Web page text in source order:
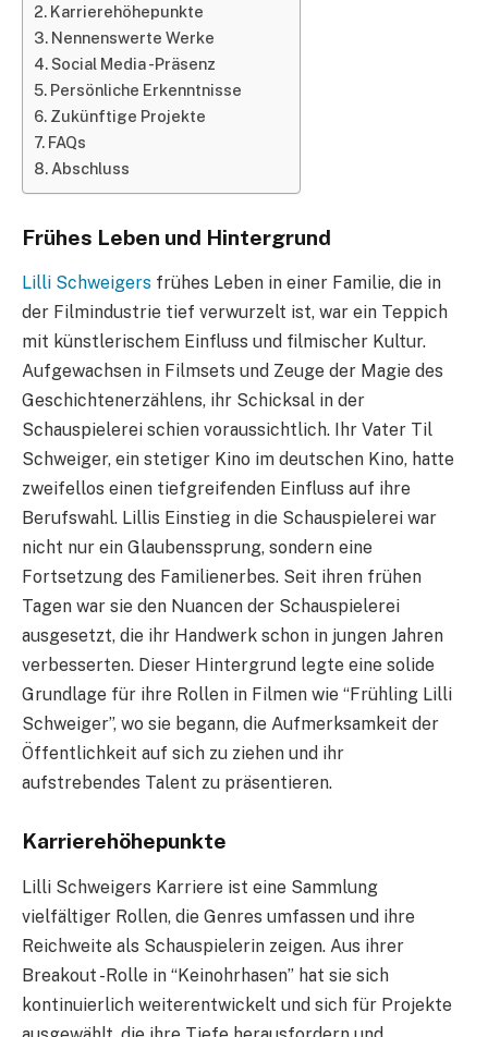
Karrierehöhepunkte
Nennenswerte Werke
Social Media -Präsenz
Persönliche Erkenntnisse
Zukünftige Projekte
FAQs
Abschluss
Frühes Leben und Hintergrund
Lilli Schweigers frühes Leben in einer Familie, die in
der Filmindustrie tief verwurzelt ist, war ein Teppich
mit künstlerischem Einfluss und filmischer Kultur.
Aufgewachsen in Filmsets und Zeuge der Magie des
Geschichtenerzählens, ihr Schicksal in der
Schauspielerei schien voraussichtlich. Ihr Vater Til
Schweiger, ein stetiger Kino im deutschen Kino, hatte
zweifellos einen tiefgreifenden Einfluss auf ihre
Berufswahl. Lillis Einstieg in die Schauspielerei war
nicht nur ein Glaubenssprung, sondern eine
Fortsetzung des Familienerbes. Seit ihren frühen
Tagen war sie den Nuancen der Schauspielerei
ausgesetzt, die ihr Handwerk schon in jungen Jahren
verbesserten. Dieser Hintergrund legte eine solide
Grundlage für ihre Rollen in Filmen wie “Frühling Lilli
Schweiger”, wo sie begann, die Aufmerksamkeit der
Öffentlichkeit auf sich zu ziehen und ihr
aufstrebendes Talent zu präsentieren.
Karrierehöhepunkte
Lilli Schweigers Karriere ist eine Sammlung
vielfältiger Rollen, die Genres umfassen und ihre
Reichweite als Schauspielerin zeigen. Aus ihrer
Breakout -Rolle in “Keinohrhasen” hat sie sich
kontinuierlich weiterentwickelt und sich für Projekte